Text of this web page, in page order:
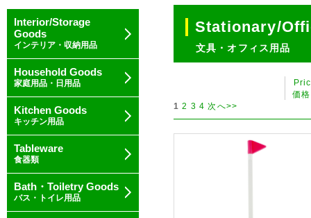
Interior/Storage
Goods
インテリア・収納用品
Household Goods
家庭用品・日用品
Kitchen Goods
キッチン用品
Tableware
食器類
Bath・Toiletry Goods
バス・トイレ用品
Stationary/
文具・オフィス用品
価
1 2 3 4 次へ>>